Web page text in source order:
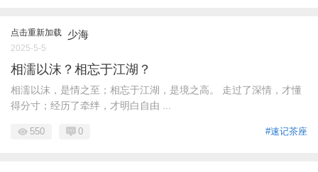
点击重新加载 少海
2025-5-5
相濡以沫？相忘于江湖？
相濡以沫，是情之至；相忘于江湖，是境之高。 走过了深情，才懂
得分寸；经历了牵绊，才明白自由 ...
#速记茶座
550 0